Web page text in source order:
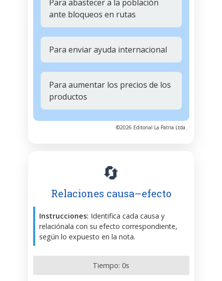
Para abastecer a la población
ante bloqueos en rutas
Para enviar ayuda internacional
Para aumentar los precios de los
productos
©2026 Editorial La Patria Ltda.
🔄
Relaciones causa–efecto
Instrucciones: Identifica cada causa y
relaciónala con su efecto correspondiente,
según lo expuesto en la nota.
Tiempo: 0s